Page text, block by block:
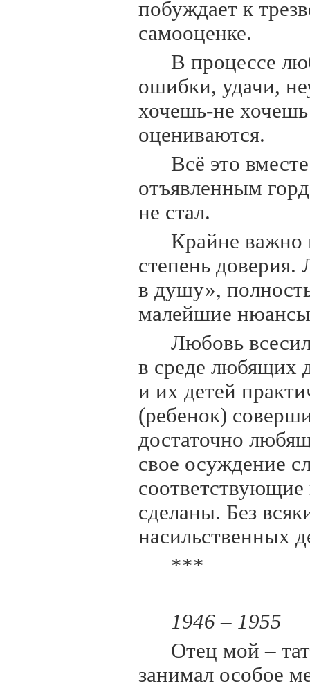
побуждает к
самооценке.
В процессе
ошибки, удачи,
хочешь-не
оцениваются.
Всё это
отъявленным
не стал.
Крайне
степень
в душу»,
малейшие
Любовь
в среде любящих
и их детей
(ребенок)
достаточно
свое осуждение
сделаны. Без
насильственных
***
1946 – 1955
Отец мой –
занимал особое